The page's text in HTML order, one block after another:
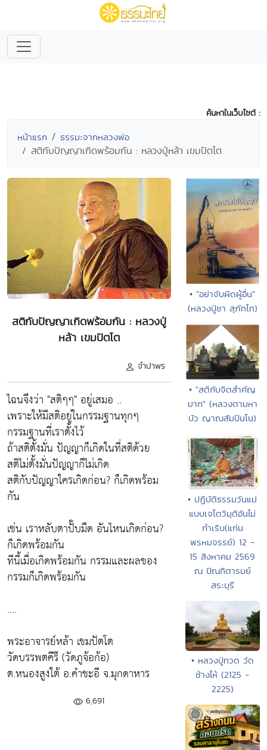
ค้นหาในเว็บไซต์ :
หน้าแรก ธรรมะจากหลวงพ่อ
สติกับปัญญาเกิดพร้อมกัน : หลวงปู่หล้า เขมปัตโต
สติกับปัญญาเกิดพร้อมกัน : หลวงปู่
หล้า เขมปัตโต
จำปาพร
ไฉนจึงว่า "สติๆๆ" อยู่เสมอ ..
เพราะให้มีสติอยู่ในกรรมฐานทุกๆ
กรรมฐานที่เราตั้งไว้
ถ้าสติตั้งมั่น ปัญญาก็เกิดในที่สติด้วย
สติไม่ตั้งมั่นปัญญาก็ไม่เกิด
สติกับปัญญาใครเกิดก่อน? ก็เกิดพร้อม
กัน
เช่น เราหลับตาปั๊บมืด อันไหนเกิดก่อน?
ก็เกิดพร้อมกัน
ทีนี้เมื่อเกิดพร้อมกัน กรรมและผลของ
กรรมก็เกิดพร้อมกัน
....
พระอาจารย์หล้า เขมปัตโต
วัดบรรพตคีรี (วัดภูจ้อก้อ)
ต.หนองสูงใต้ อ.คำชะอี จ.มุกดาหาร
6,691
• "อย่าจับผิดผู้อื่น"
(หลวงปู่ชา สุภัทโท)
• "สติกับจิตสำคัญ
มาก" (หลวงตามหา
บัว ญาณสัมปันโน)
• ปฏิบัติธรรมวันแม่
แบบเจโตวิมุติอันไม่
กำเริบ(แก่น
พรหมจรรย์) 12 -
15 สิงหาคม 2569
ณ ปัณฑิตารมย์
สระบุรี
• หลวงปู่ทวด วัด
ช้างไห้ (2125 -
2225)